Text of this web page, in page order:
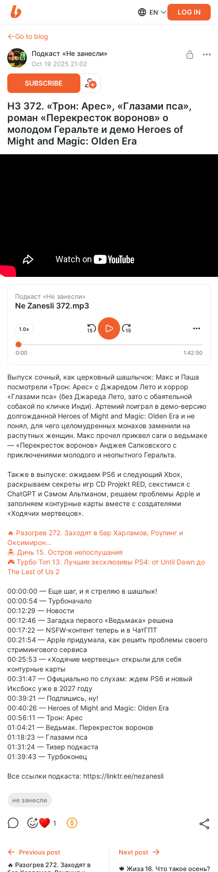
EN LOG IN
Go to blog
Подкаст «Не занесли»
Oct 19 2025 21:02
SUBSCRIBE
НЗ 372. «Трон: Арес», «Глазами пса»,
роман «Перекресток воронов» о
молодом Геральте и демо Heroes of
Might and Magic: Olden Era
Подкаст «Не занесли»
Ne Zanesli 372.mp3
1.0x
0:00 1:42:50
Выпуск сочный, как церковный шашлычок: Макс и Паша
посмотрели «Трон: Арес» с Джаредом Лето и хоррор
«Глазами пса» (без Джареда Лето, зато с обаятельной
собакой по кличке Инди). Артемий поиграл в демо-версию
долгожданной Heroes of Might and Magic: Olden Era и не
понял, для чего целомудренных монахов заменили на
распутных женщин. Макс прочел приквел саги о ведьмаке
— «Перекресток воронов» Анджея Сапковского с
приключениями молодого и неопытного Геральта.
Также в выпуске: ожидаем PS6 и следующий Xbox,
раскрываем секреты игр CD Projekt RED, секстимся с
ChatGPT и Сэмом Альтманом, решаем проблемы Apple и
заполняем контурные карты вместе с создателями
«Ходячих мертвецов».
🔥 Разогрев 272. Заходят в бар Харламов, Роулинг и
Оксимирон…
🏝️ Дичь 15. Остров непослушания
🎮 Турбо Топ 13. Лучшие эксклюзивы PS4: от Until Dawn до
The Last of Us 2
00:00:00 — Еще шаг, и я стреляю в шашлык!
00:00:54 — Турбоначало
00:12:29 — Новости
00:12:46 — Загадка первого «Ведьмака» решена
00:17:22 — NSFW-контент теперь и в ЧатГПТ
00:21:54 — Apple придумала, как решить проблемы своего
стримингового сервиса
00:25:53 — «Ходячие мертвецы» открыли для себя
контурные карты
00:31:47 — Официально по слухам: ждем PS6 и новый
Иксбокс уже в 2027 году
00:39:21 — Подпишись, ну!
00:40:26 — Heroes of Might and Magic: Olden Era
00:56:11 — Трон: Арес
01:04:21 — Ведьмак. Перекресток воронов
01:18:23 — Глазами пса
01:31:24 — Тизер подкаста
01:39:43 — Турбоконец
Все ссылки подкаста: https://linktr.ee/nezanesli
не занесли
1
Previous post
🔥 Разогрев 272. Заходят в
Next post
🍁 Жиза 16. Что такое осень?